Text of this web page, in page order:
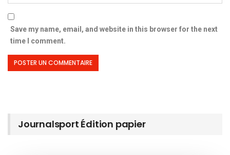
Save my name, email, and website in this browser for the next
time I comment.
Journalsport Édition papier